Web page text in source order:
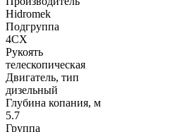
Hidromek
Подгруппа
4CX
Рукоять
телескопическая
Двигатель, тип
дизельный
Глубина копания, м
5.7
Группа